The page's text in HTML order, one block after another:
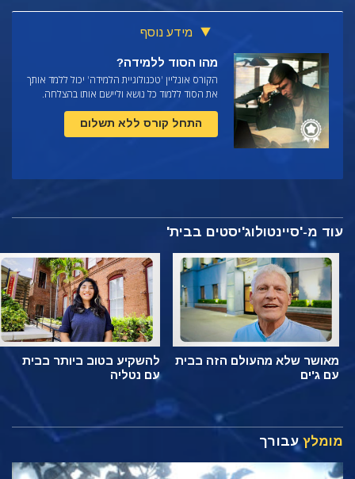
מידע נוסף
מהו הסוד ללמידה?
הקורס אונליין 'טכנולוגיית הלמידה' יכול ללמד אותך
את הסוד ללמוד כל נושא וליישם אותו בהצלחה.
התחל קורס ללא תשלום
עוד מ-'סיינטולוג'יסטים בבית'
מאושר שלא מהעולם הזה בבית
עם ג'ים
להשקיע בטוב ביותר בבית
עם נטליה
מומלץעבורך